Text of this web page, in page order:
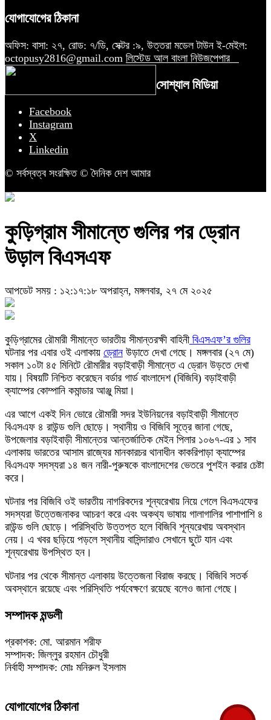
যোগাযোগের ঠিকানা
অফিস: বাসা: ২৭, রোড: ৭/ডি, সেক্টর :৯, উত্তরা মডেল টাউন ই-মেইল:
octopusy2816@gmail.com লিস্টেড আল বাংলা নিউজপেপার
সোশ্যাল মিডিয়া
Facebook
Instagram
X
Linkedin
© সর্বস্বত্ব সংরক্ষিত © দৈনিক দেশ আমার
কুড়িগ্রাম সীমান্তে গুলির পর ড্রোন
উড়াল বিএসএফ
আপডেট সময় : ১২:১৭:১৮ অপরাহ্ন, মঙ্গলবার, ২৭ মে ২০২৫
কুড়িগ্রামের রৌমারী সীমান্তে ভারতীয় সীমান্তরক্ষী বাহিনীবিএসএফ’র গুলির
ঘটনার পর এবার ওই এলাকায় ড্রোন উড়াতে দেখা গেছে। মঙ্গলবার (২৭ মে)
সকাল ১০টা ৪৫ মিনিটে রৌমারীর বড়াইবাড়ী সীমান্তে এ ড্রোন উড়তে দেখা
যায়। বিষয়টি নিশ্চিত করেছেন বর্ডার গার্ড বাংলাদেশ (বিজিবি) বড়াইবাড়ী
ক্যাম্পের কোম্পানি কমান্ডার আঞ্জু মিয়া।
এর আগে একই দিন ভোরে রৌমারী সদর ইউনিয়নের বড়াইবাড়ী সীমান্তে
বিএসএফ ৪ রাউন্ড গুলি ছোড়ে। স্থানীয় ও বিজিবি সূত্রে জানা গেছে,
উপজেলার বড়াইবাড়ী সীমান্তের আন্তর্জাতিক মেইন পিলার ১০৬৭-এর ১ সাব
এলাকায় ভারতের আসাম রাজ্যের মানকারচর থানাধীন কাকরিপাড়া ক্যাম্পের
বিএসএফ সদস্যরা ১৪ জন নারী-পুরুষকে বাংলাদেশের ভেতরে পুশইন করার চেষ্টা
করে।
ঘটনার পর বিজিবি ওই ভারতীয় নাগরিকদের শূন্যরেখায় নিয়ে গেলে বিএসএফের
সদস্যরা উত্তেজনাকর আচরণ করে এবং অকথ্য ভাষায় গালাগালির পাশাপাশি ৪
রাউন্ড গুলি ছোড়ে। পরিস্থিতি উত্তপ্ত হলে বিজিবি শূন্যরেখায় অবস্থান
নেয়। এ খবর ছড়িয়ে পড়লে স্থানীয় বাসিন্দারাও সেখানে ছুটে যান এবং
শূন্যরেখায় উপস্থিত হন।
ঘটনার পর থেকে সীমান্ত এলাকায় উত্তেজনা বিরাজ করছে। বিজিবি সতর্ক
অবস্থানে রয়েছে এবং পরিস্থিতি পর্যবেক্ষণে রয়েছে বলেও জানা গেছে।
সম্পাদক মন্ডলী
প্রকাশক: মো. আরমান শরীফ
সম্পাদক: জিল্লুর রহমান চৌধুরী
নির্বাহী সম্পাদক: মোঃ মনিরুল ইসলাম
যোগাযোগের ঠিকানা